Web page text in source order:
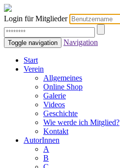
Login für Mitglieder
Toggle navigation Navigation
Start
Verein
Allgemeines
Online Shop
Galerie
Videos
Geschichte
Wie werde ich Mitglied?
Kontakt
AutorInnen
A
B